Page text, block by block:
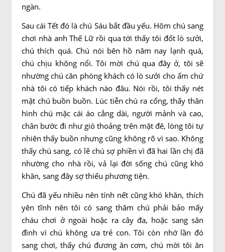
ngàn.
Sau cái Tết đó là chú Sáu bắt đầu yếu. Hôm chú sang
chơi nhà anh Thế Lữ rồi qua tới thấy tôi đốt lò sưởi,
chú thích quá. Chú nói bên hồ năm nay lạnh quá,
chú chịu không nổi. Tôi mời chú qua đây ở, tôi sẽ
nhường chú căn phòng khách có lò sưởi cho ấm chứ
nhà tôi có tiếp khách nào đâu. Nói rồi, tôi thấy nét
mặt chú buồn buồn. Lúc tiễn chú ra cổng, thấy thân
hình chú mặc cái áo cẳng dài, người mảnh và cao,
chân bước đi như gió thoảng trên mặt đê, lòng tôi tự
nhiên thấy buồn nhưng cũng không rõ vì sao. Không
thấy chú sang, có lẽ chú sợ phiền vì đã hai lần chị đã
nhường cho nhà rồi, vả lại đời sống chú cũng khó
khăn, sang đây sợ thiếu phương tiện.
Chú đã yếu nhiều nên tính nết cũng khó khăn, thích
yên tĩnh nên tôi có sang thăm chú phải bảo mấy
cháu chơi ở ngoài hoặc ra cây đa, hoặc sang sân
đình vì chú không ưa trẻ con. Tôi còn nhớ lần đó
sang chơi, thấy chú đương ăn cơm, chú mời tôi ăn